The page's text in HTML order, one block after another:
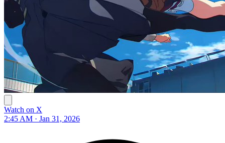
Watch on X
2:45 AM · Jan 31, 2026